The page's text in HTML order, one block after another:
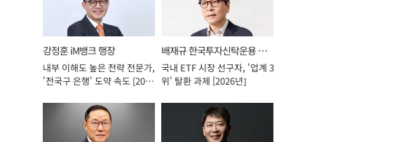
강정훈 iM뱅크 행장
내부 이해도 높은 전략 전문가,
'전국구 은행' 도약 속도 [2026
배재규 한국투자신탁운용 대
표이사 사장
국내 ETF 시장 선구자, '업계 3
위' 탈환 과제 [2026년]